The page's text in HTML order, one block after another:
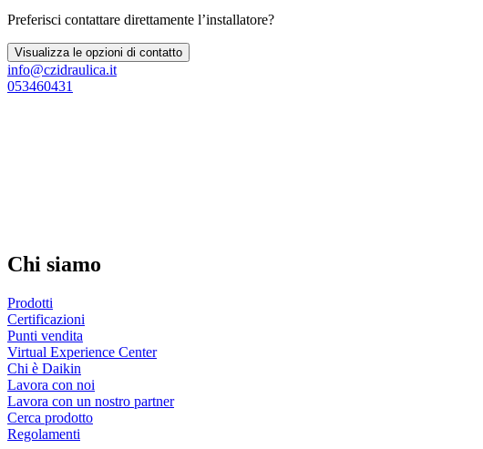
Preferisci contattare direttamente l’installatore?
Visualizza le opzioni di contatto
info@czidraulica.it
053460431
Chi siamo
Prodotti
Certificazioni
Punti vendita
Virtual Experience Center
Chi è Daikin
Lavora con noi
Lavora con un nostro partner
Cerca prodotto
Regolamenti